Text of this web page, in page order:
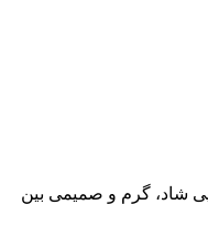
شاد، گرم و صمیمی بین